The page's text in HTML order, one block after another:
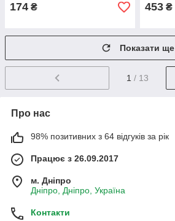
174 ₴ 453 ₴
Показати ще
1 / 13
Про нас
98% позитивних з 64 відгуків за рік
Працює з 26.09.2017
м. Дніпро
Дніпро, Дніпро, Україна
Контакти